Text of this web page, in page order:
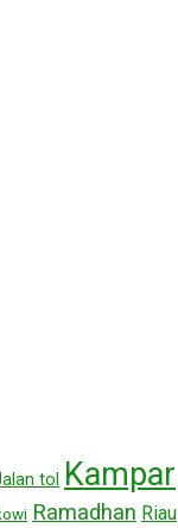
tol Kampar
Ramadhan Riau